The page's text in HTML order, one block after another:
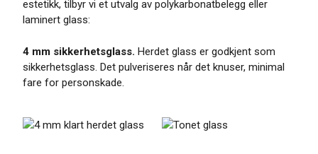
estetikk, tilbyr vi et utvalg av polykarbonatbelegg eller
laminert glass:
4 mm sikkerhetsglass. Herdet glass er godkjent som
sikkerhetsglass. Det pulveriseres når det knuser, minimal
fare for personskade.